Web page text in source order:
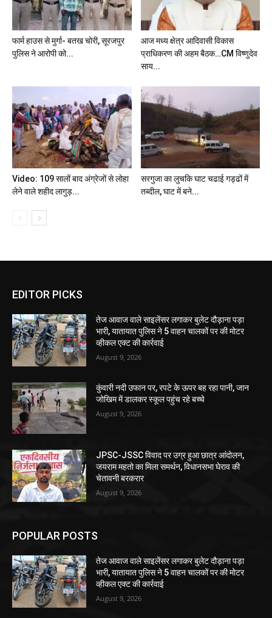
फार्म हाउस से मुर्गा- बतख चोरी, सूरजपुर
पुलिस ने आरोपी को...
आज मध्य क्षेत्र आदिवासी विकास
प्राधिकरण की अहम बैठक…CM विष्णुदेव
साय...
Video: 109 सालों बाद अंग्रेजों से लोहा
लेने वाले शहीद लागुड़...
सरगुजा का लुचकि घाट चढाई गड्ढों में
तब्दील, घाट में बने...
EDITOR PICKS
तेज आवाज वाले साइलेंसर लगाकर बुलेट दौड़ाना पड़ा
भारी, यातायात पुलिस ने 5 वाहन चालकों पर की मोटर
व्हीकल एक्ट की कार्रवाई
August 9, 2026
कुंवारी नदी उफान पर, रपटे के ऊपर बह रहा पानी, जान
जोखिम में डालकर स्कूल पहुंच रहे बच्चे
August 9, 2026
JPSC-JSSC विवाद पर उग्र हुआ छात्र आंदोलन,
जयराम महतो का मिला समर्थन, विधानसभा घेराव की
चेतावनी बरकरार
August 9, 2026
POPULAR POSTS
तेज आवाज वाले साइलेंसर लगाकर बुलेट दौड़ाना पड़ा
भारी, यातायात पुलिस ने 5 वाहन चालकों पर की मोटर
व्हीकल एक्ट की कार्रवाई
August 9, 2026